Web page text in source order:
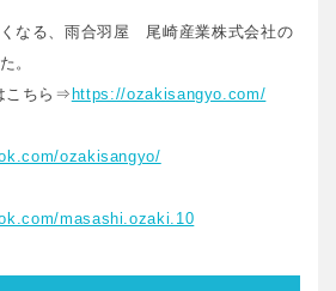
なる、雨合羽屋 尾崎産業株式会社の
。
こちら⇒https://ozakisangyo.com/
ozakisangyo/
masashi.ozaki.10